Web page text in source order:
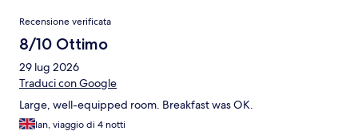
Recensioni
Recensione verificata
8/10 Ottimo
29 lug 2026
Traduci con Google
Large, well-equipped room. Breakfast was OK.
Ian, viaggio di 4 notti